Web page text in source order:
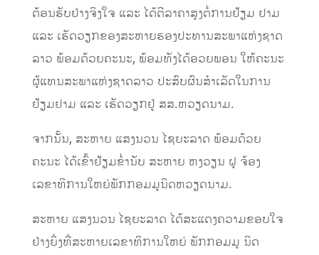
ຕ້ອນຮັບຢ່າງຈິງໃຈ ແລະ ໄດ້ຕີລາຄາສູງຕໍ່ການຢ້ຽມ ຢາມ
ແລະ ເຮັດວຽກຂອງສະຫາຍຮອງປະທານສະພາແຫ່ງຊາດ
ລາວ ພ້ອມດ້ວຍຄະນະ, ພ້ອມທັງໄດ້ອວຍພອນ ໃຫ້ຄະນະ
ຜູ້ແທນສະພາແຫ່ງຊາດລາວ ປະສົບຜົນສໍາເລັດໃນການ
ຢ້ຽມຢາມ ແລະ ເຮັດວຽກຢູ່ ສສ.ຫວຽດນາມ.
ຈາກນັ້ນ, ສະຫາຍ ແສງນວນ ໄຊຍະລາດ ພ້ອມດ້ວຍ
ຄະນະ ໄດ້ເຂົ້າຢ້ຽມຂໍ່ານັບ ສະຫາຍ ຫງວຽນ ຝູ ຈ້ອງ
ເລຂາທິການໃຫຍ່ພັກກອມມູນິດຫວຽດນາມ.
ສະຫາຍ ແສງນວນ ໄຊຍະລາດ ໄດ້ສະແດງຄວາມຂອບໃຈ
ຢ່າງຍິ່ງທີ່ສະຫາຍເລຂາທິການໃຫຍ່ ພັກກອມມູ ນິດ